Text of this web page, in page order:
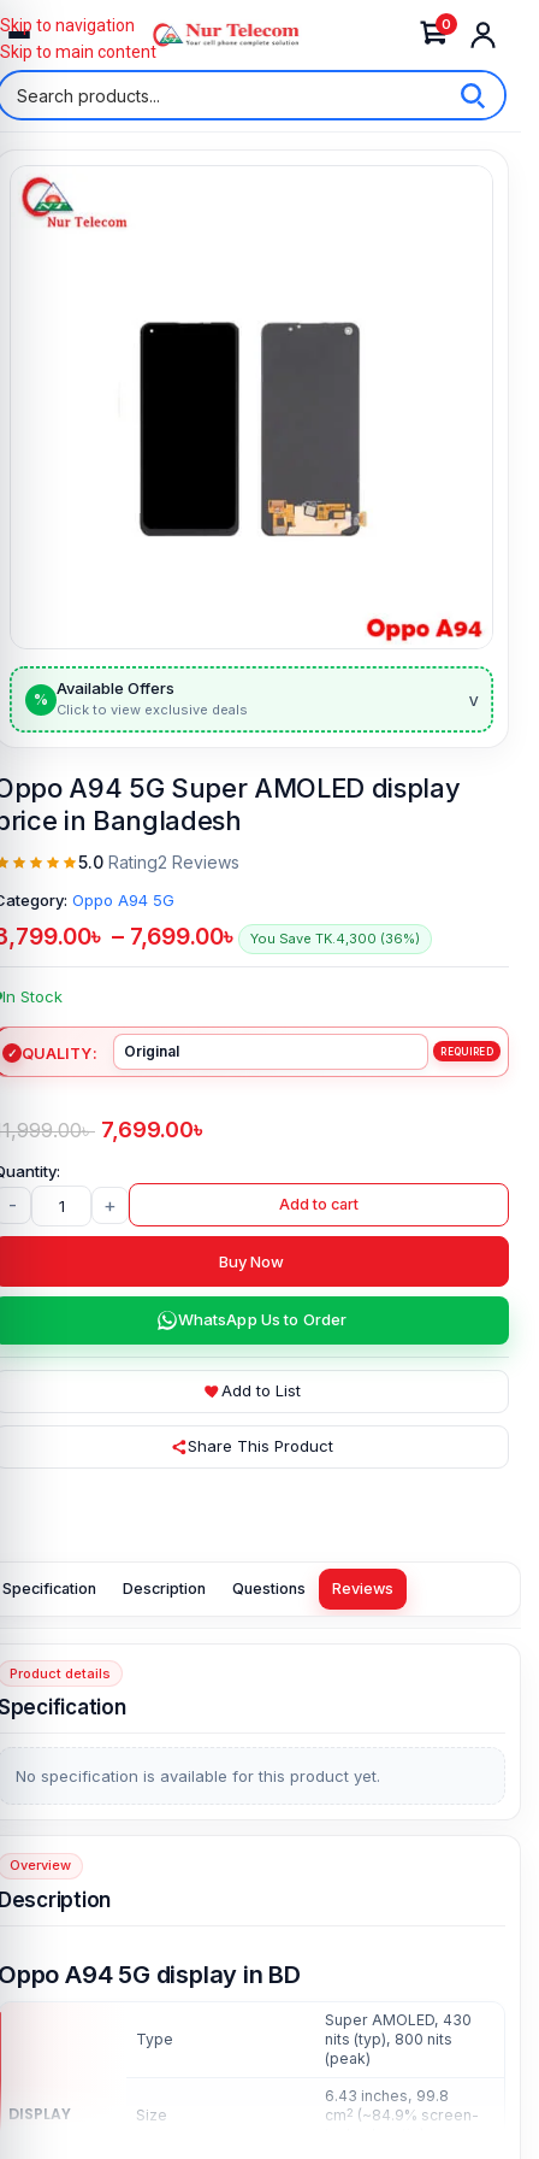
0
Skip to navigation
Skip to main content
%
Available Offers
Click to view exclusive deals v
A94 5G Super AMOLED display
in Bangladesh
5.0 Rating2 Reviews
Oppo A94 5G
৳ – 7,699.00৳ You Save TK.4,300 (36%)
In Stock
QUALITY
৳ 7,699.00৳
- + Add to cart
Buy Now
WhatsApp Us to Order
Add to List
Share This Product
Specification Description Questions Reviews
Product details
No specification is available for this product yet.
Overview
A94 5G display in BD
DISPLAY
Type
Super AMOLED, 430
nits (typ), 800 nits
(peak)
Size
6.43 inches, 99.8
cm2 (~84.9% screen-